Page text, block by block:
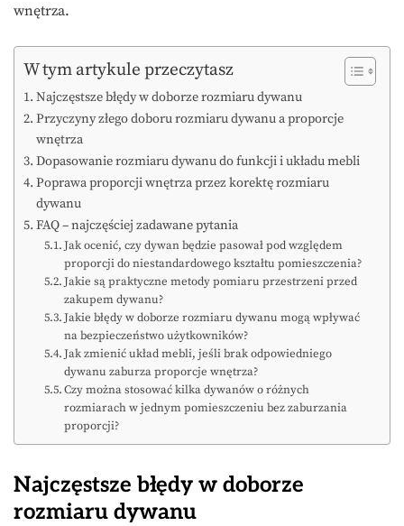
wnętrza.
W tym artykule przeczytasz
Najczęstsze błędy w doborze rozmiaru dywanu
Przyczyny złego doboru rozmiaru dywanu a proporcje
wnętrza
Dopasowanie rozmiaru dywanu do funkcji i układu mebli
Poprawa proporcji wnętrza przez korektę rozmiaru
dywanu
FAQ – najczęściej zadawane pytania
Jak ocenić, czy dywan będzie pasował pod względem
proporcji do niestandardowego kształtu pomieszczenia?
Jakie są praktyczne metody pomiaru przestrzeni przed
zakupem dywanu?
Jakie błędy w doborze rozmiaru dywanu mogą wpływać
na bezpieczeństwo użytkowników?
Jak zmienić układ mebli, jeśli brak odpowiedniego
dywanu zaburza proporcje wnętrza?
Czy można stosować kilka dywanów o różnych
rozmiarach w jednym pomieszczeniu bez zaburzania
proporcji?
Najczęstsze błędy w doborze
rozmiaru dywanu